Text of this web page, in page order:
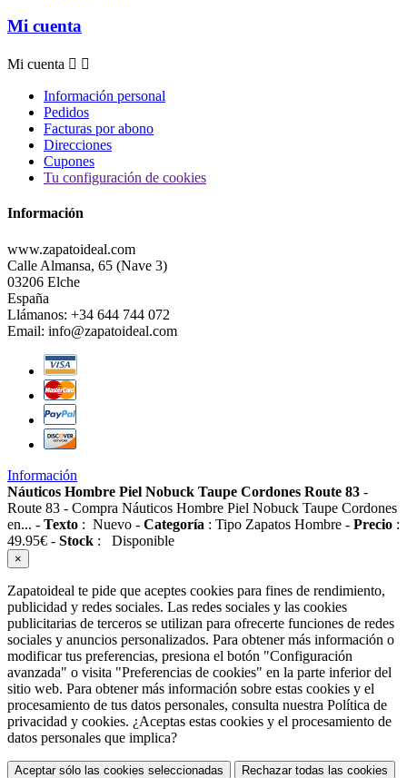
Mi cuenta
Mi cuenta  
Información personal
Pedidos
Facturas por abono
Direcciones
Cupones
Tu configuración de cookies
Información
www.zapatoideal.com
Calle Almansa, 65 (Nave 3)
03206 Elche
España
Llámanos: +34 644 744 072
Email: info@zapatoideal.com
Información
Náuticos Hombre Piel Nobuck Taupe Cordones Route 83 -
Route 83 - Compra Náuticos Hombre Piel Nobuck Taupe Cordones
en... - Texto : Nuevo - Categoría : Tipo Zapatos Hombre - Precio :
49.95€ - Stock : Disponible
×
Zapatoideal te pide que aceptes cookies para fines de rendimiento,
publicidad y redes sociales. Las redes sociales y las cookies
publicitarias de terceros se utilizan para ofrecerte funciones de redes
sociales y anuncios personalizados. Para obtener más información o
modificar tus preferencias, presiona el botón "Configuración
avanzada" o visita "Preferencias de cookies" en la parte inferior del
sitio web. Para obtener más información sobre estas cookies y el
procesamiento de tus datos personales, consulta nuestra Política de
privacidad y cookies. ¿Aceptas estas cookies y el procesamiento de
datos personales que implica?
Aceptar sólo las cookies seleccionadas
Rechazar todas las cookies